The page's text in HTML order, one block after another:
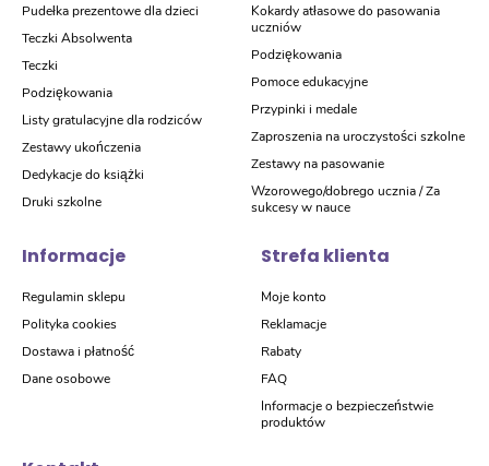
Pudełka prezentowe dla dzieci
Teczki Absolwenta
Teczki
Podziękowania
Listy gratulacyjne dla rodziców
Zestawy ukończenia
Dedykacje do książki
Druki szkolne
Kokardy atłasowe do pasowania
uczniów
Podziękowania
Pomoce edukacyjne
Przypinki i medale
Zaproszenia na uroczystości szkolne
Zestawy na pasowanie
Wzorowego/dobrego ucznia / Za
sukcesy w nauce
Informacje
Regulamin sklepu
Polityka cookies
Dostawa i płatność
Dane osobowe
Strefa klienta
Moje konto
Reklamacje
Rabaty
FAQ
Informacje o bezpieczeństwie
produktów